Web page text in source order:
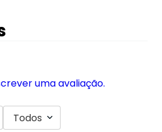
uma avaliação.
Todos